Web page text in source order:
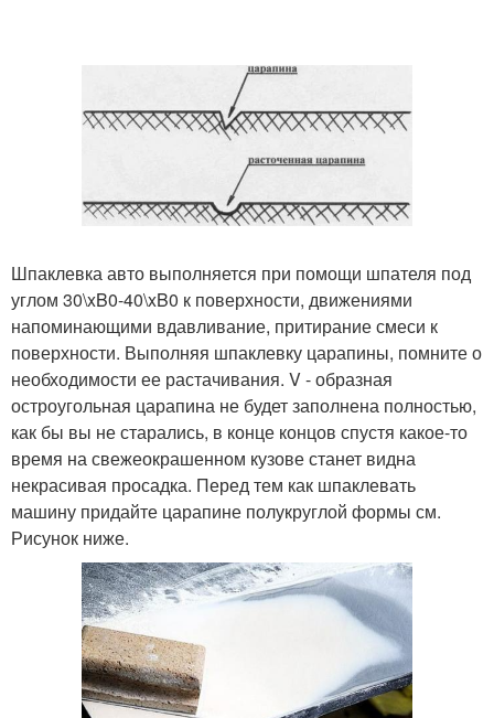
Шпаклевка авто выполняется при помощи шпателя под
углом 30\xB0-40\xB0 к поверхности, движениями
напоминающими вдавливание, притирание смеси к
поверхности. Выполняя шпаклевку царапины, помните о
необходимости ее растачивания. V - образная
остроугольная царапина не будет заполнена полностью,
как бы вы не старались, в конце концов спустя какое-то
время на свежеокрашенном кузове станет видна
некрасивая просадка. Перед тем как шпаклевать
машину придайте царапине полукруглой формы см.
Рисунок ниже.